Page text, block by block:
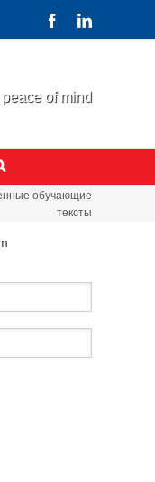
of mind
обучающие
тексты